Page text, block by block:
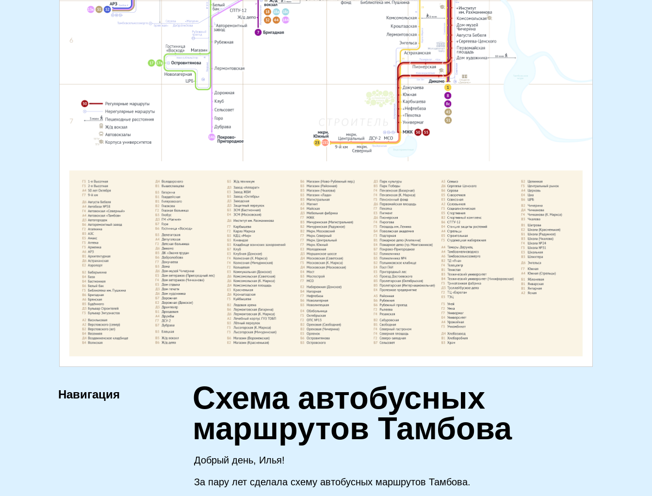
Навигация Схема автобусных
маршрутов Тамбова
Добрый день, Илья!
За пару лет сделала схему автобусных маршрутов Тамбова.